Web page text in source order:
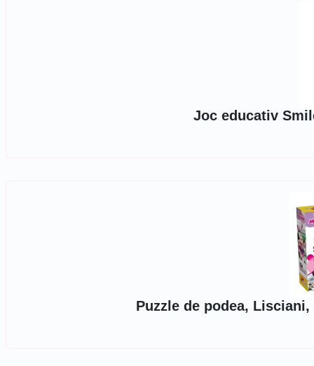
Joc educativ
Puzzle de podea,